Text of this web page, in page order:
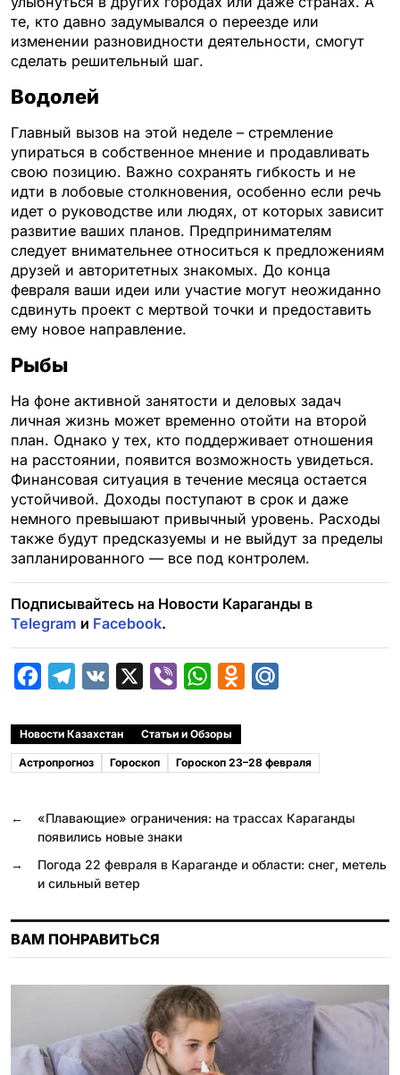
те, кто давно задумывался о переезде или
изменении разновидности деятельности, смогут
сделать решительный шаг.
Водолей
Главный вызов на этой неделе – стремление
упираться в собственное мнение и продавливать
свою позицию. Важно сохранять гибкость и не
идти в лобовые столкновения, особенно если речь
идет о руководстве или людях, от которых зависит
развитие ваших планов. Предпринимателям
следует внимательнее относиться к предложениям
друзей и авторитетных знакомых. До конца
февраля ваши идеи или участие могут неожиданно
сдвинуть проект с мертвой точки и предоставить
ему новое направление.
Рыбы
На фоне активной занятости и деловых задач
личная жизнь может временно отойти на второй
план. Однако у тех, кто поддерживает отношения
на расстоянии, появится возможность увидеться.
Финансовая ситуация в течение месяца остается
устойчивой. Доходы поступают в срок и даже
немного превышают привычный уровень. Расходы
также будут предсказуемы и не выйдут за пределы
запланированного — все под контролем.
Подписывайтесь на Новости Караганды в
Telegram и Facebook.
c
e
o
o
k
l
e
a
m
b
e
W
a
t
p
o
s
n
l
Новости Казахстан Статьи и Обзоры
Астропрогноз Гороскоп Гороскоп 23–28 февраля
←
«Плавающие» ограничения: на трассах Караганды
появились новые знаки
→
Погода 22 февраля в Караганде и области: снег, метель
и сильный ветер
ВАМ ПОНРАВИТЬСЯ